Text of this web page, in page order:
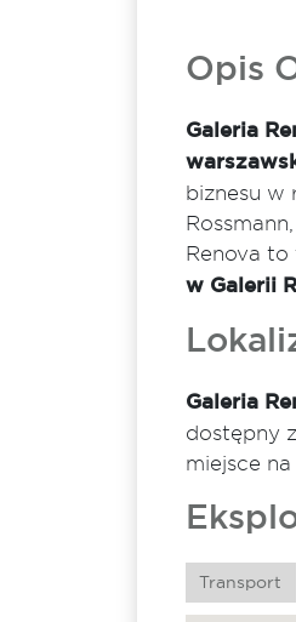
Opis
Galeria
biznesu w
Renova
w Galerii
Galeria
dostępny
miejsce
Transport